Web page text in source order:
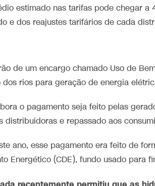
estimado nas tarifas pode chegar
e dos reajustes tarifários de cada
de um encargo chamado Uso de
dos rios para geração de energia
o pagamento seja feito pelas
distribuidoras e repassado aos
ano, esse pagamento era feito de
Energético (CDE), fundo usado para